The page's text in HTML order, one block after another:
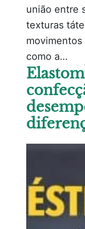
união entre
texturas
como a…